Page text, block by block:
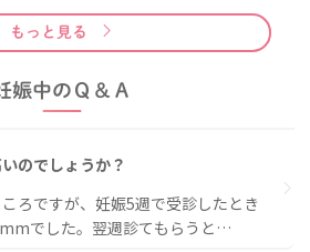
もっと見る
娠中のＱ＆Ａ
のでしょうか？
ろですが、妊娠5週で受診したとき
でした。翌週診てもらうと